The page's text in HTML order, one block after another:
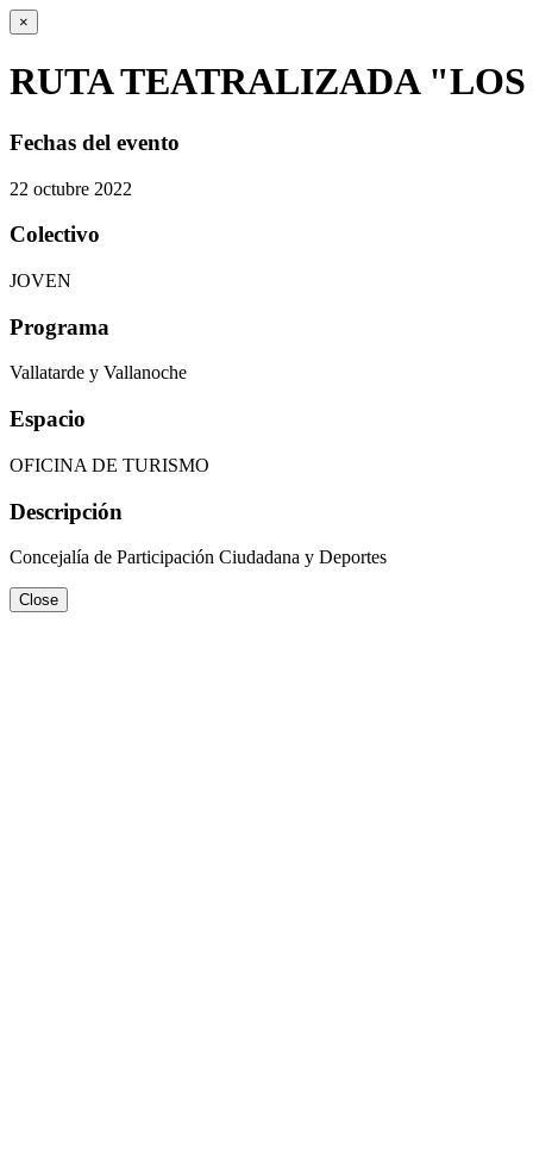
×
RUTA TEATRALIZADA
Fechas del evento
22 octubre 2022
Colectivo
JOVEN
Programa
Vallatarde y Vallanoche
Espacio
OFICINA DE TURISMO
Descripción
Concejalía de Participación Ciudadana y Deportes
Close